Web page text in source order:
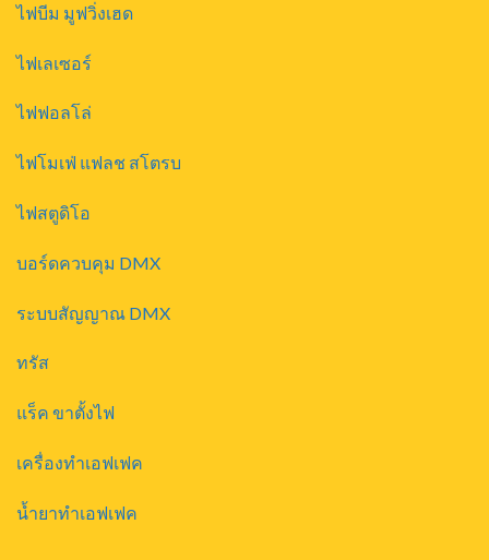
ไฟบีม มูฟวิ่งเฮด
ไฟเลเซอร์
ไฟฟอลโล่
ไฟโมเฟ่ แฟลช สโตรบ
ไฟสตูดิโอ
บอร์ดควบคุม DMX
ระบบสัญญาณ DMX
ทรัส
แร็ค ขาตั้งไฟ
เครื่องทำเอฟเฟค
น้ำยาทำเอฟเฟค